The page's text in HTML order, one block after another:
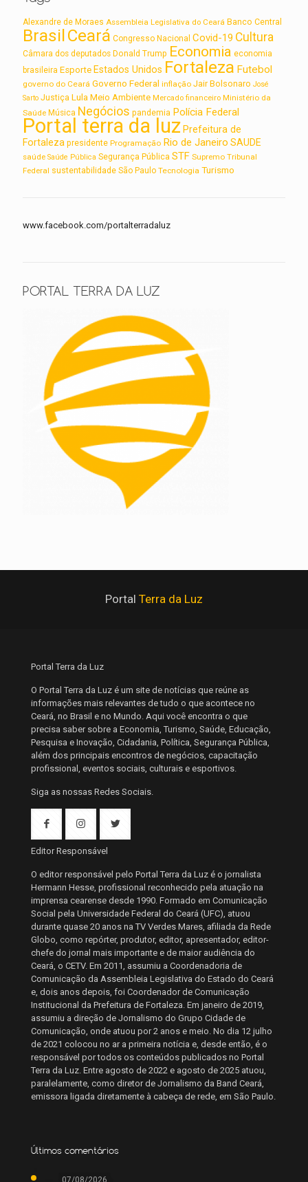
Alexandre de Moraes Assembleia Legislativa do Ceará Banco Central
BrasilCeará Congresso Nacional Covid-19 Cultura
Câmara dos deputados Donald Trump Economia economia
brasileira Esporte Estados Unidos Fortaleza Futebol
governo do Ceará Governo Federal inflação Jair Bolsonaro José
Sarto Justiça Lula Meio Ambiente Mercado financeiro Ministério da
Saúde Música Negócios pandemia Polícia Federal
Portal terra da luz Prefeitura de
Fortaleza presidente Programação Rio de Janeiro SAUDE
saúde Saúde Pública Segurança Pública STF Supremo Tribunal
Federal sustentabilidade São Paulo Tecnologia Turismo
www.facebook.com/portalterradaluz
PORTAL TERRA DA LUZ
Portal Terra da Luz
Portal Terra da Luz
O Portal Terra da Luz é um site de notícias que reúne as
informações mais relevantes de tudo o que acontece no
Ceará, no Brasil e no Mundo. Aqui você encontra o que
precisa saber sobre a Economia, Turismo, Saúde, Educação,
Pesquisa e Inovação, Cidadania, Política, Segurança Pública,
além dos principais encontros de negócios, capacitação
profissional, eventos sociais, culturais e esportivos.
Siga as nossas Redes Sociais.
Editor Responsável
O editor responsável pelo Portal Terra da Luz é o jornalista
Hermann Hesse, profissional reconhecido pela atuação na
imprensa cearense desde 1990. Formado em Comunicação
Social pela Universidade Federal do Ceará (UFC), atuou
durante quase 20 anos na TV Verdes Mares, afiliada da Rede
Globo, como repórter, produtor, editor, apresentador, editor-
chefe do jornal mais importante e de maior audiência do
Ceará, o CETV. Em 2011, assumiu a Coordenadoria de
Comunicação da Assembleia Legislativa do Estado do Ceará
e, dois anos depois, foi Coordenador de Comunicação
Institucional da Prefeitura de Fortaleza. Em janeiro de 2019,
assumiu a direção de Jornalismo do Grupo Cidade de
Comunicação, onde atuou por 2 anos e meio. No dia 12 julho
de 2021 colocou no ar a primeira notícia e, desde então, é o
responsável por todos os conteúdos publicados no Portal
Terra da Luz. Entre agosto de 2022 e agosto de 2025 atuou,
paralelamente, como diretor de Jornalismo da Band Ceará,
emissora ligada diretamente à cabeça de rede, em São Paulo.
Últimos comentários